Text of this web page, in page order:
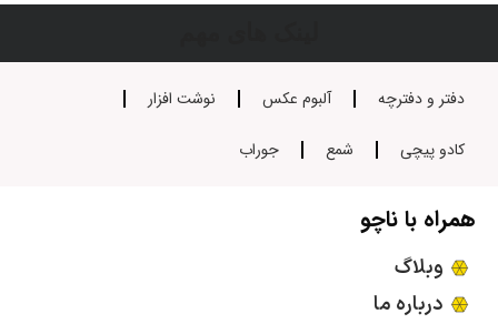
دفتر و دفترچه آلبوم عکس نوشت افزار
کادو پیچی شمع جوراب
همراه با ناچو
وبلاگ
درباره ما